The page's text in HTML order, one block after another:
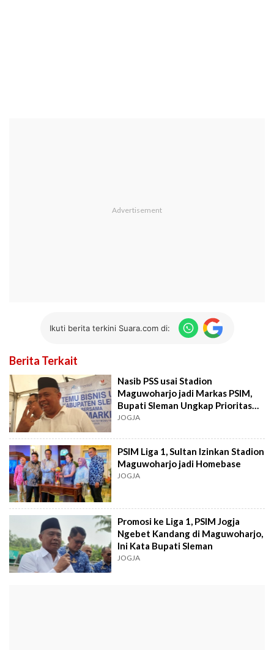
Ikuti berita terkini Suara.com di:
Berita Terkait
Nasib PSS usai Stadion
Maguwoharjo jadi Markas PSIM,
Bupati Sleman Ungkap Prioritas
Utama
JOGJA
PSIM Liga 1, Sultan Izinkan Stadion
Maguwoharjo jadi Homebase
JOGJA
Promosi ke Liga 1, PSIM Jogja
Ngebet Kandang di Maguwoharjo,
Ini Kata Bupati Sleman
JOGJA